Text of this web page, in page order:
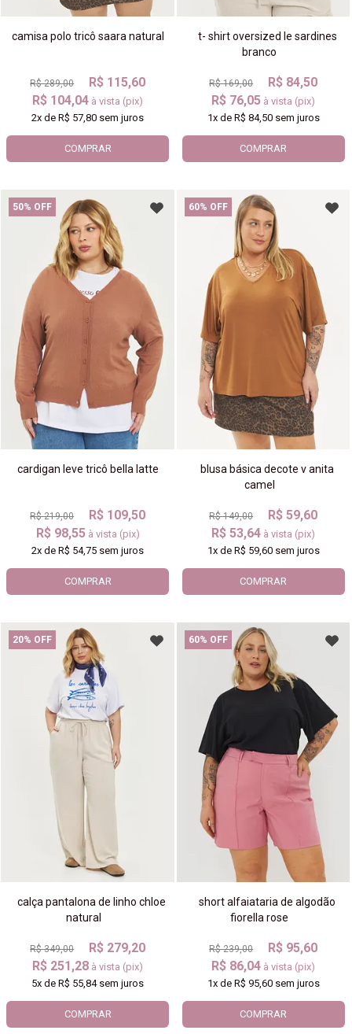
camisa polo tricô saara natural
R$ 289,00
R$ 115,60
R$ 104,04 à vista (pix)
2x deR$ 57,80 sem juros
COMPRAR
t- shirt oversized le sardines
branco
R$ 169,00
R$ 84,50
R$ 76,05 à vista (pix)
1xde R$ 84,50sem juros
COMPRAR
50% OFF
cardigan leve tricô bella latte
R$ 219,00
R$ 109,50
R$ 98,55 à vista (pix)
2x deR$ 54,75 sem juros
COMPRAR
60% OFF
blusa básica decote v anita
camel
R$ 149,00
R$ 59,60
R$ 53,64 à vista (pix)
1xde R$ 59,60sem juros
COMPRAR
20% OFF
calça pantalona de linho chloe
natural
R$ 349,00
R$ 279,20
R$ 251,28 à vista (pix)
5x deR$ 55,84sem juros
COMPRAR
60% OFF
short alfaiataria de algodão
fiorella rose
R$ 239,00
R$ 95,60
R$ 86,04 à vista (pix)
1xde R$ 95,60sem juros
COMPRAR